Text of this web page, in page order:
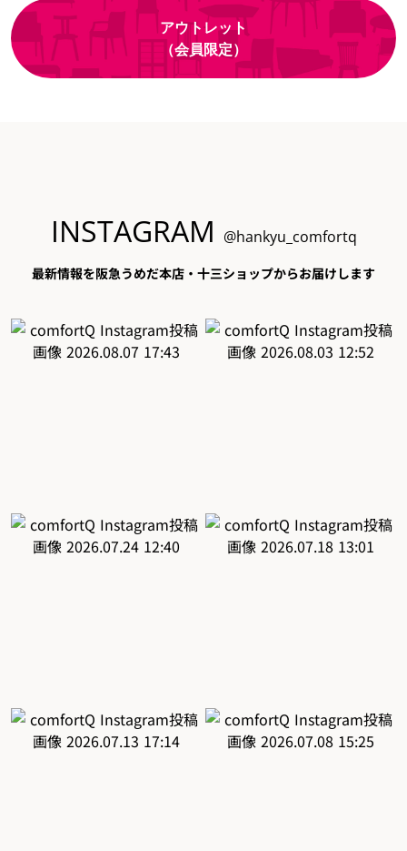
アウトレット
（会員限定）
INSTAGRAM @hankyu_comfortq
最新情報を阪急うめだ本店・十三ショップからお届けします